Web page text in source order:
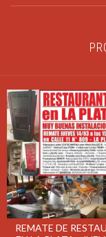
REMATE DE